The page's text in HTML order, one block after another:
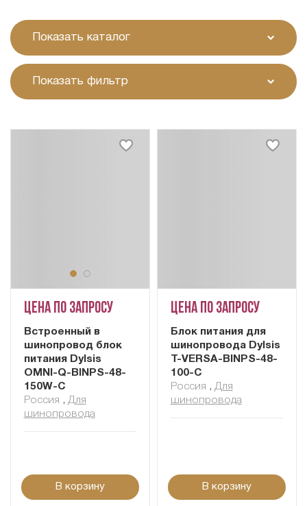
Показать каталог
Показать фильтр
Цена по запросу
Встроенный в
шинопровод блок
питания Dylsis
OMNI-Q-BINPS-48-
150W-C
Россия , Для
шинопровода
В корзину
Цена по запросу
Блок питания для
шинопровода Dylsis
T-VERSA-BINPS-48-
100-С
Россия , Для
шинопровода
В корзину